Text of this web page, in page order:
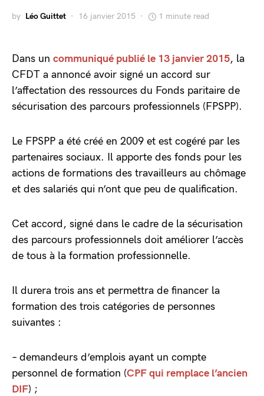
by Léo Guittet 16 janvier 2015 1 minute read
Dans un communiqué publié le 13 janvier 2015, la
CFDT a annoncé avoir signé un accord sur
l’affectation des ressources du Fonds paritaire de
sécurisation des parcours professionnels (FPSPP).
Le FPSPP a été créé en 2009 et est cogéré par les
partenaires sociaux. Il apporte des fonds pour les
actions de formations des travailleurs au chômage
et des salariés qui n’ont que peu de qualification.
Cet accord, signé dans le cadre de la sécurisation
des parcours professionnels doit améliorer l’accès
de tous à la formation professionnelle.
Il durera trois ans et permettra de financer la
formation des trois catégories de personnes
suivantes :
– demandeurs d’emplois ayant un compte
personnel de formation (CPF qui remplace l’ancien
DIF) ;